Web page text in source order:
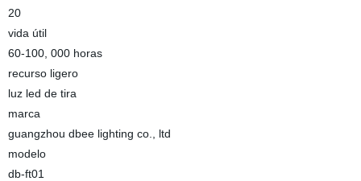
20
vida útil
60-100, 000 horas
recurso ligero
luz led de tira
marca
guangzhou dbee lighting co., ltd
modelo
db-ft01